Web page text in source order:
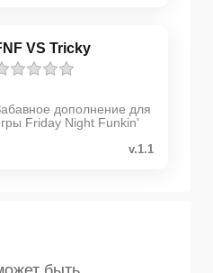
VS Tricky
дополнение для
Friday Night Funkin'
v.1.1